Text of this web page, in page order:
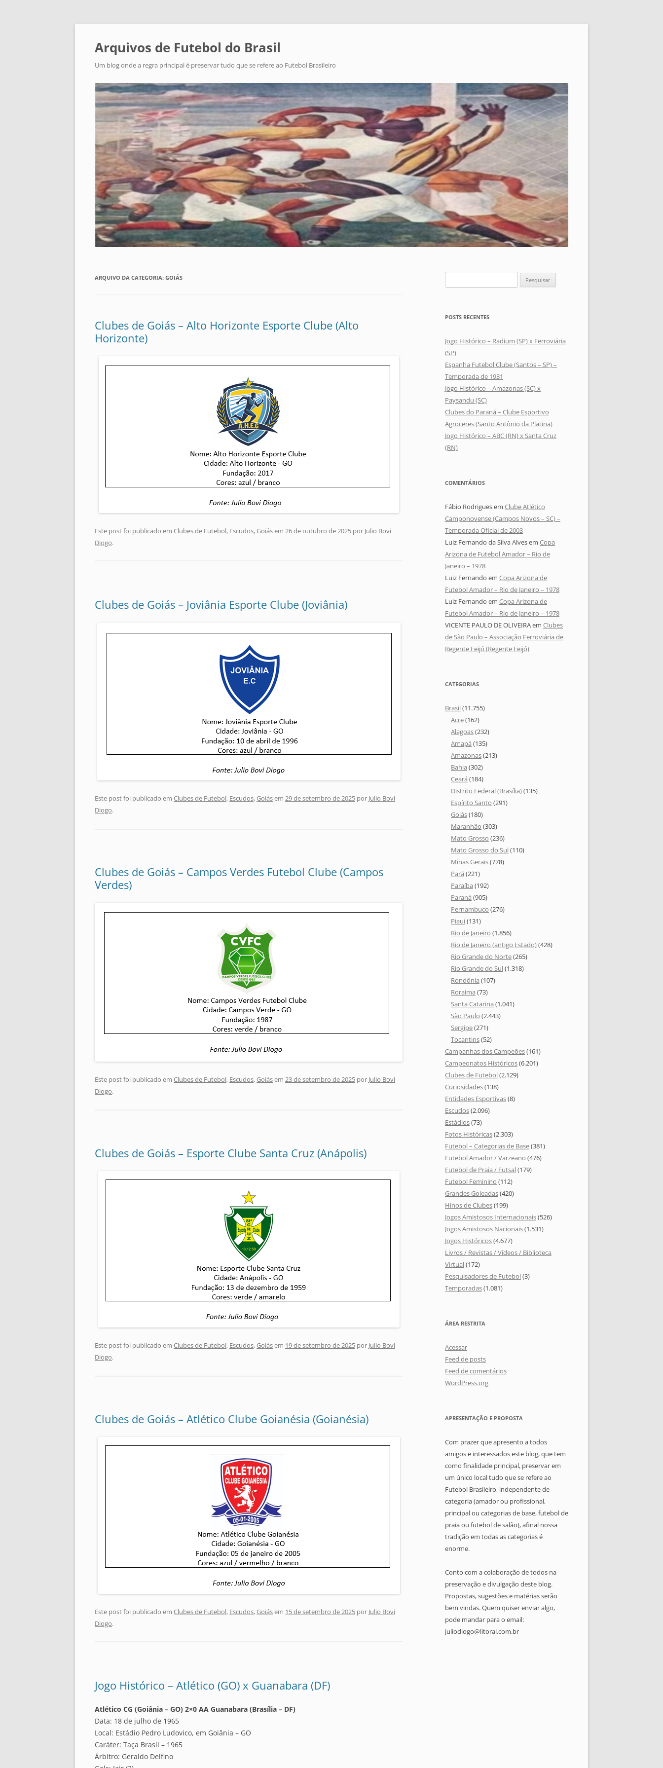
Arquivos de Futebol do Brasil
Um blog onde a regra principal é preservar tudo que se refere ao Futebol Brasileiro
ARQUIVO DA CATEGORIA: GOIÁS
Clubes de Goiás – Alto Horizonte Esporte Clube (Alto
Horizonte)
Este post foi publicado em Clubes de Futebol, Escudos,Goiásem 26 de outubro de 2025 por Julio Bovi
Diogo.
Clubes de Goiás – Joviânia Esporte Clube (Joviânia)
Este post foi publicado em Clubes de Futebol, Escudos,Goiásem 29 de setembro de 2025 por Julio Bovi
Diogo.
Clubes de Goiás – Campos Verdes Futebol Clube (Campos
Verdes)
Este post foi publicado em Clubes de Futebol, Escudos,Goiásem 23 de setembro de 2025 por Julio Bovi
Diogo.
Clubes de Goiás – Esporte Clube Santa Cruz (Anápolis)
Este post foi publicado em Clubes de Futebol, Escudos,Goiásem 19 de setembro de 2025 por Julio Bovi
Diogo.
Clubes de Goiás – Atlético Clube Goianésia (Goianésia)
Este post foi publicado em Clubes de Futebol, Escudos,Goiásem 15 de setembro de 2025 por Julio Bovi
Diogo.
Jogo Histórico – Atlético (GO) x Guanabara (DF)
Atlético CG (Goiânia – GO) 2×0 AA Guanabara (Brasília – DF)
Data: 18 de julho de 1965
Local: Estádio Pedro Ludovico, em Goiânia – GO
Caráter: Taça Brasil – 1965
Árbitro: Geraldo Delfino
por:
POSTS RECENTES
Jogo Histórico – Radium (SP) x Ferroviária
(SP)
Espanha Futebol Clube (Santos – SP) –
Temporada de 1931
Jogo Histórico – Amazonas (SC) x
Paysandu (SC)
Clubes do Paraná – Clube Esportivo
Agroceres (Santo Antônio da Platina)
Jogo Histórico – ABC (RN) x Santa Cruz
(RN)
COMENTÁRIOS
Fábio Rodriguesem Clube Atlético
Camponovense (Campos Novos – SC) –
Temporada Oficial de 2003
Luiz Fernando da Silva Alvesem Copa
Arizona de Futebol Amador – Rio de
Janeiro – 1978
Luiz Fernando em Copa Arizona de
Futebol Amador – Rio de Janeiro – 1978
Luiz Fernando em Copa Arizona de
Futebol Amador – Rio de Janeiro – 1978
VICENTE PAULO DE OLIVEIRAem Clubes
de São Paulo – Associação Ferroviária de
Regente Feijó (Regente Feijó)
CATEGORIAS
Brasil(11.755)
Acre(162)
Alagoas(232)
Amapá (135)
Amazonas(213)
Bahia (302)
Ceará (184)
Distrito Federal (Brasília)(135)
Espírito Santo (291)
Goiás(180)
Maranhão (303)
Mato Grosso (236)
Mato Grosso do Sul(110)
Minas Gerais(778)
Pará (221)
Paraíba (192)
Paraná (905)
Pernambuco (276)
Piauí(131)
Rio de Janeiro (1.856)
Rio de Janeiro (antigo Estado)(428)
Rio Grande do Norte(265)
Rio Grande do Sul(1.318)
Rondônia (107)
Roraima (73)
Santa Catarina (1.041)
São Paulo (2.443)
Sergipe(271)
Tocantins(52)
Campanhas dos Campeões(161)
Campeonatos Históricos(6.201)
Clubes de Futebol(2.129)
Curiosidades(138)
Entidades Esportivas(8)
Escudos(2.096)
Estádios(73)
Fotos Históricas(2.303)
Futebol – Categorias de Base(381)
Futebol Amador / Varzeano (476)
Futebol de Praia / Futsal(179)
Futebol Feminino (112)
Grandes Goleadas(420)
Hinos de Clubes(199)
Jogos Amistosos Internacionais(526)
Jogos Amistosos Nacionais(1.531)
Jogos Históricos(4.677)
Livros / Revistas / Vídeos / Biblioteca
Virtual(172)
Pesquisadores de Futebol(3)
Temporadas(1.081)
ÁREA RESTRITA
Acessar
Feed de posts
Feed de comentários
WordPress.org
APRESENTAÇÃO E PROPOSTA
Com prazer que apresento a todos
amigos e interessados este blog, que tem
como finalidade principal, preservar em
um único local tudo que se refere ao
Futebol Brasileiro, independente de
categoria (amador ou profissional,
principal ou categorias de base, futebol de
praia ou futebol de salão), afinal nossa
tradição em todas as categorias é
enorme.
Conto com a colaboração de todos na
preservação e divulgação deste blog.
Propostas, sugestões e matérias serão
bem vindas. Quem quiser enviar algo,
pode mandar para o email:
juliodiogo@litoral.com.br